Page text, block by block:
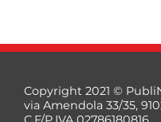
Copyright 2021 ©
via Amendola 33/35,